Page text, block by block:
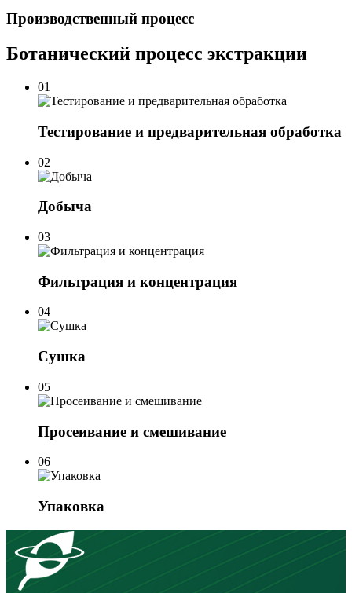
Производственный процесс
Ботанический процесс экстракции
01
Тестирование и предварительная обработка
02
Добыча
03
Фильтрация и концентрация
04
Сушка
05
Просеивание и смешивание
06
Упаковка